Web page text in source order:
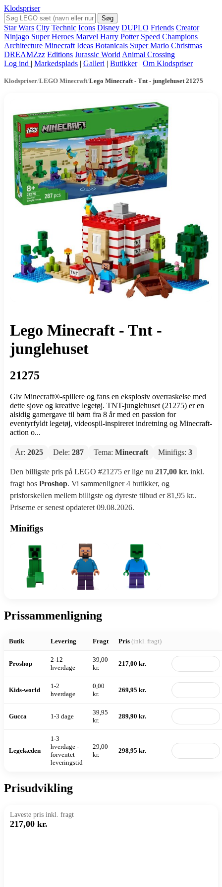
Klodspriser
Søg
Star Wars City Technic Icons Disney DUPLO Friends Creator
Ninjago Super Heroes Marvel Harry Potter Speed Champions
Architecture Minecraft Ideas Botanicals Super Mario Christmas
DREAMZzz Editions Jurassic World Animal Crossing
Log ind | Markedsplads | Galleri | Butikker | Om Klodspriser
Klodspriser/LEGO Minecraft/Lego Minecraft - Tnt - junglehuset 21275
Lego Minecraft - Tnt -
junglehuset
21275
Giv Minecraft®-spillere og fans en eksplosiv overraskelse med
dette sjove og kreative legetøj. TNT-junglehuset (21275) er en
alsidig gamergave til børn fra 8 år med en passion for
eventyrfyldt legetøj, videospil-inspireret indretning og Minecraft-
action o...
År: 2025 Dele: 287 Tema: Minecraft Minifigs: 3
Den billigste pris på LEGO #21275 er lige nu 217,00 kr. inkl.
fragt hos Proshop. Vi sammenligner 4 butikker, og
prisforskellen mellem billigste og dyreste tilbud er 81,95 kr..
Priserne er senest opdateret 09.08.2026.
Minifigs
Prissammenligning
Butik Levering Fragt Pris (inkl. fragt)
Proshop
2-12
hverdage
39,00
kr.
217,00 kr.
Kids-world
1-2
hverdage
0,00
kr.
269,95 kr.
Gucca 1-3 dage
39,95
kr.
289,90 kr.
Legekæden
1-3
hverdage -
forventet
leveringstid
29,00
kr.
298,95 kr.
Prisudvikling
Laveste pris inkl. fragt
217,00 kr.